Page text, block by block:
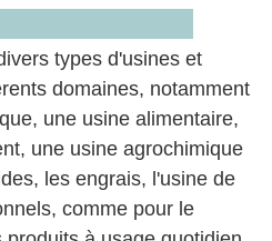
types d'usines et
domaines, notamment
une usine alimentaire,
une usine agrochimique
les engrais, l'usine de
comme pour le